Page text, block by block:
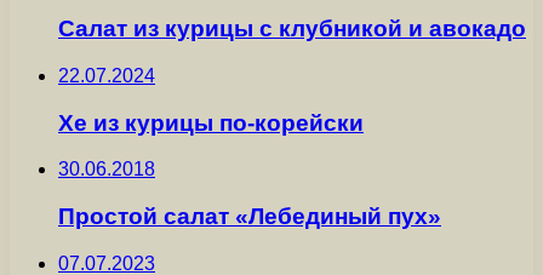
Салат из курицы с клубникой и авокадо
22.07.2024
Хе из курицы по-корейски
30.06.2018
Простой салат «Лебединый пух»
07.07.2023